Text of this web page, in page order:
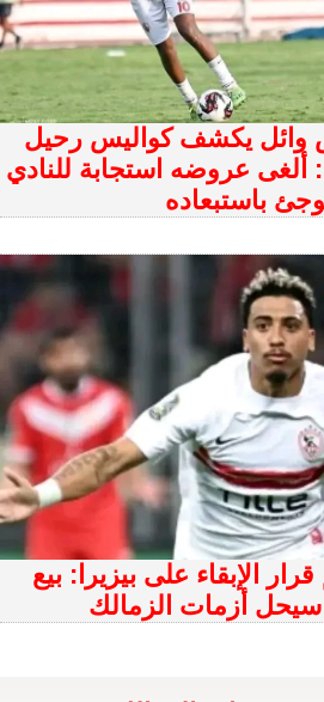
يكشف كواليس رحيل
ألغى عروضه استجابة للنادي
باستبعاده
الإبقاء على بيزيرا: بيع
سيحل أزمات الزمالك